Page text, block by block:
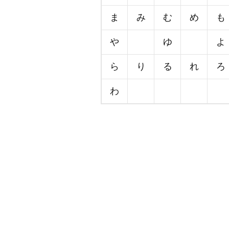
ま み む め も
や ゆ よ
ら り る れ ろ
わ